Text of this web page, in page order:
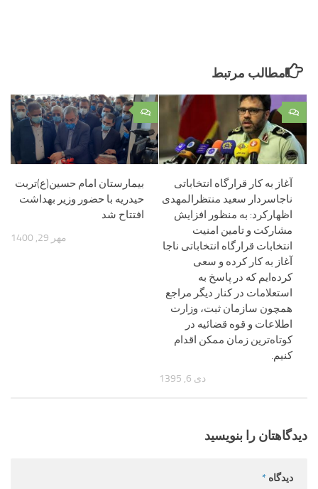
مطالب مرتبط
۰
بیمارستان امام حسین(ع)تربت
حیدریه با حضور وزیر بهداشت
افتتاح شد
مهر 29, 1400
۰
آغاز به کار قرارگاه انتخاباتی
ناجاسردار سعید منتظرالمهدی
اظهارکرد: به منظور افزایش
مشارکت و تامین امنیت
انتخابات قرارگاه انتخاباتی ناجا
آغاز به کار کرده و سعی
کرده‌ایم که در پاسخ به
استعلامات در کنار دیگر مراجع
همچون سازمان ثبت، وزارت
اطلاعات و قوه قضائیه در
کوتاه‌ترین زمان ممکن اقدام
کنیم.
دی 6, 1395
دیدگاهتان را بنویسید
دیدگاه *